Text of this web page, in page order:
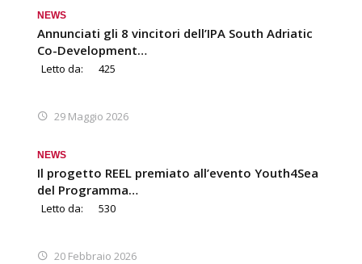
NEWS
Annunciati gli 8 vincitori dell’IPA South Adriatic
Co-Development…
Letto da: 425
29 Maggio 2026
NEWS
Il progetto REEL premiato all’evento Youth4Sea
del Programma…
Letto da: 530
20 Febbraio 2026